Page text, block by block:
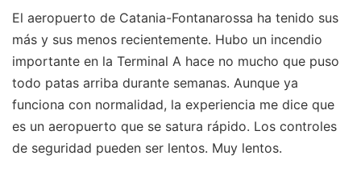
El aeropuerto de Catania-Fontanarossa ha tenido sus
más y sus menos recientemente. Hubo un incendio
importante en la Terminal A hace no mucho que puso
todo patas arriba durante semanas. Aunque ya
funciona con normalidad, la experiencia me dice que
es un aeropuerto que se satura rápido. Los controles
de seguridad pueden ser lentos. Muy lentos.